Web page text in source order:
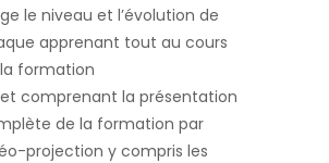
le niveau et l’évolution de
apprenant tout au cours
formation
comprenant la présentation
de la formation par
projection y compris les